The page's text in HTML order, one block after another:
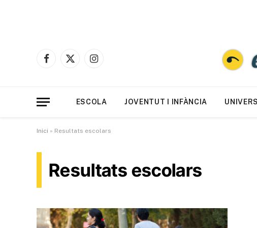
Facebook
X
Instagram
ESCOLA JOVENTUT I INFÀNCIA
Inici » Resultats escolars
Resultats escolars